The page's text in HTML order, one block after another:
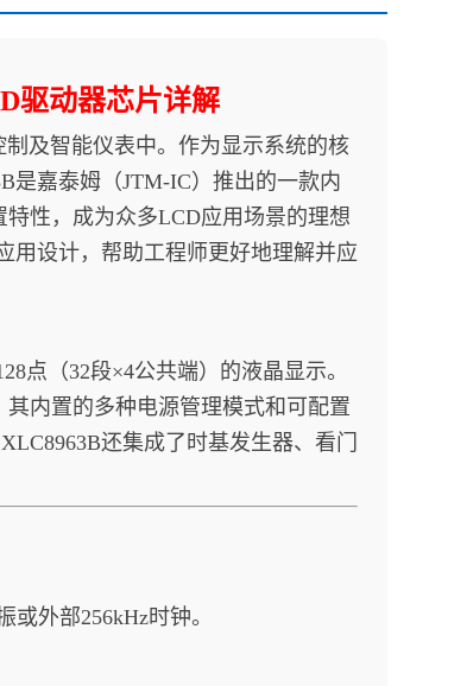
驱动器芯片详解
及智能仪表中。作为显示系统的核
是嘉泰姆（JTM-IC）推出的一款内
性，成为众多LCD应用场景的理想
用设计，帮助工程师更好地理解并应
（32段×4公共端）的液晶显示。
内置的多种电源管理模式和可配置
还集成了时基发生器、看门
或外部256kHz时钟。